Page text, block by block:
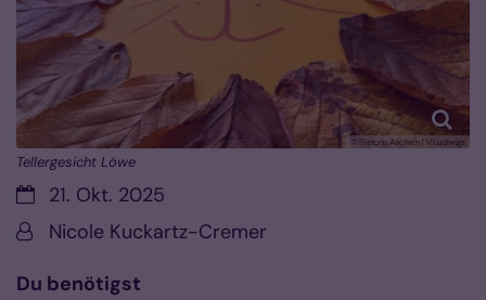
© Bistum Aachen/ V.Ludwigs
Tellergesicht Löwe
Datum:21. Okt. 2025
Von:Nicole Kuckartz-Cremer
Du benötigst